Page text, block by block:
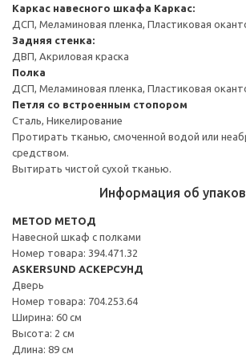
Каркас навесного шкафа Каркас:
ДСП, Меламиновая пленка, Пластиковая
Задняя стенка:
ДВП, Акриловая краска
Полка
ДСП, Меламиновая пленка, Пластиковая
Петля со встроенным стопором
Сталь, Никелирование
Протирать тканью, смоченной водой или
средством.
Вытирать чистой сухой тканью.
Информация об
METOD МЕТОД
Навесной шкаф с полками
Номер товара: 394.471.32
ASKERSUND АСКЕРСУНД
Дверь
Номер товара: 704.253.64
Ширина: 60 см
Высота: 2 см
Длина: 89 см